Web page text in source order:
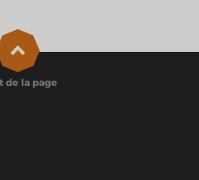
de la page